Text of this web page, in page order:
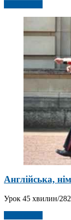
Англійська,
Урок 45 хвилин/